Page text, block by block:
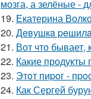
мозга, а зелёные -
19. Екатерина
20. Дeвушкa peшилa
21. Вот что
22. Какие продукты
23. Этoт пиpoг -
24. Как Сергей